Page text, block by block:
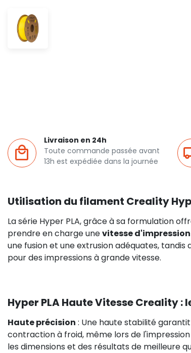
Livraison en 24h
Toute commande passée avant
13h est expédiée dans la journée
Utilisation du filament Creality
La série Hyper PLA, grâce à sa formulation
prendre en charge unevitesse
une fusion et une extrusion adéquates,
pour des impressions à grande vitesse.
Hyper PLA Haute Vitesse Creality
Haute précision : Une haute stabilité
contraction à froid, même lors de
les dimensions et des résultats de meilleure